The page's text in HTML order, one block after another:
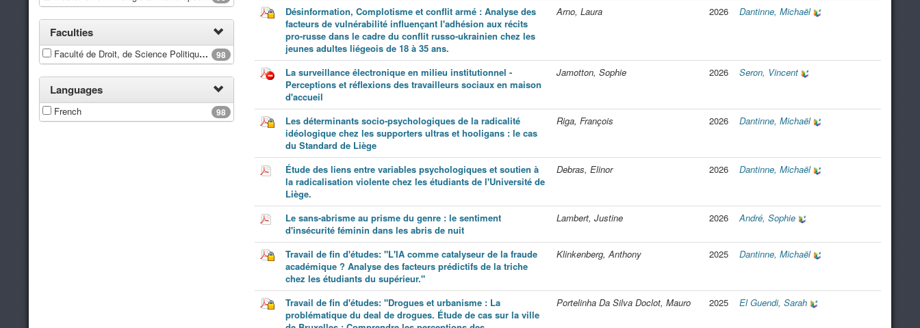
Désinformation, Complotisme et conflit armé : Analyse des
facteurs de vulnérabilité influençant l'adhésion aux récits
pro-russe dans le cadre du conflit russo-ukrainien chez les
jeunes adultes liégeois de 18 à 35 ans.
Arno, Laura 2026 Dantinne, Michaël
La surveillance électronique en milieu institutionnel -
Perceptions et réflexions des travailleurs sociaux en maison
d'accueil
Jamotton, Sophie 2026 Seron, Vincent
Les déterminants socio-psychologiques de la radicalité
idéologique chez les supporters ultras et hooligans : le cas
du Standard de Liège
Riga, François 2026 Dantinne, Michaël
Étude des liens entre variables psychologiques et soutien à
la radicalisation violente chez les étudiants de l'Université de
Liège.
Debras, Elinor 2026 Dantinne, Michaël
Le sans-abrisme au prisme du genre : le sentiment
d'insécurité féminin dans les abris de nuit
Lambert, Justine 2026 André, Sophie
Travail de fin d'études: "L'IA comme catalyseur de la fraude
académique ? Analyse des facteurs prédictifs de la triche
chez les étudiants du supérieur."
Klinkenberg, Anthony 2025 Dantinne, Michaël
Travail de fin d'études: "Drogues et urbanisme : La
problématique du deal de drogues. Étude de cas sur la ville
Portelinha Da Silva Doclot, Mauro 2025 El Guendi, Sarah
Faculties
98
Faculté de Droit, de Science Politique et de Criminologie
Languages
98
French